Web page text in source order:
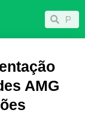
Pesquisar
AMG